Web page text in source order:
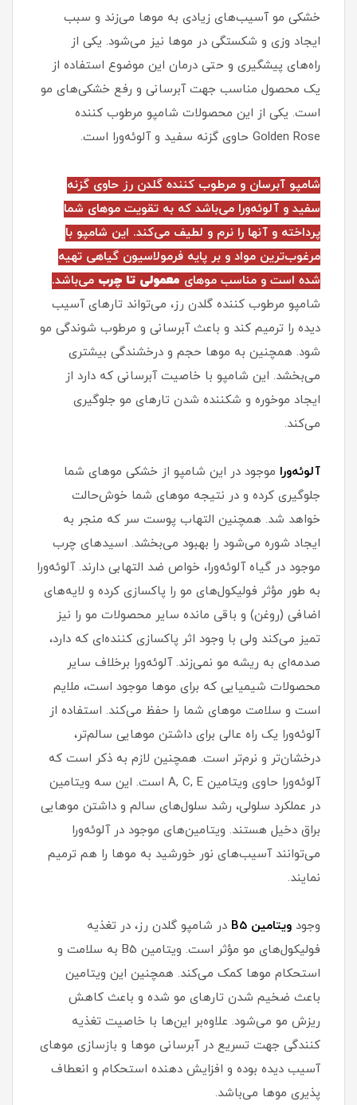
خشکی مو آسیب‌های زیادی به موها می‌زند و سبب
ایجاد وزی و شکستگی در موها نیز می‌شود. یکی از
راه‌های پیشگیری و حتی درمان این موضوع استفاده از
یک محصول مناسب جهت آبرسانی و رفع خشکی‌های مو
است. یکی از این محصولات شامپو مرطوب کننده
Golden Rose حاوی گزنه سفید و آلوئه‌ورا است.
شامپو آبرسان و مرطوب کننده گلدن رز حاوی گزنه
سفید و آلوئه‌ورا می‌باشد که به تقویت موهای شما
پرداخته و آنها را نرم و لطیف می‌کند. این شامپو با
مرغوب‌ترین مواد و بر پایه فرمولاسیون گیاهی تهیه
شده است و مناسب موهای معمولی تا چرب می‌باشد.
شامپو مرطوب کننده گلدن رز، می‌تواند تارهای آسیب
دیده را ترمیم کند و باعث آبرسانی و مرطوب شوندگی مو
شود. همچنین به موها حجم و درخشندگی بیشتری
می‌بخشد. این شامپو با خاصیت آبرسانی که دارد از
ایجاد موخوره و شکننده شدن تارهای مو جلوگیری
می‌کند.
آلوئه‌ورا موجود در این شامپو از خشکی موهای شما
جلوگیری کرده و در نتیجه موهای شما خوش‌حالت
خواهد شد. همچنین التهاب پوست سر که منجر به
ایجاد شوره می‌شود را بهبود می‌بخشد. اسیدهای چرب
موجود در گیاه آلوئه‌ورا، خواص ضد التهابی دارند. آلوئه‌ورا
به طور مؤثر فولیکول‌های مو را پاکسازی کرده و لایه‌های
اضافی (روغن) و باقی مانده سایر محصولات مو را نیز
تمیز می‌کند ولی با وجود اثر پاکسازی کننده‌ای که دارد،
صدمه‌ای به ریشه مو نمی‌زند. آلوئه‌ورا برخلاف سایر
محصولات شیمیایی که برای موها موجود است، ملایم
است و سلامت موهای شما را حفظ می‌کند. استفاده از
آلوئه‌ورا یک راه عالی برای داشتن موهایی سالم‌تر،
درخشان‌تر و نرم‌تر است. همچنین لازم به ذکر است که
آلوئه‌ورا حاوی ویتامین A, C, E است. این سه ویتامین
در عملکرد سلولی، رشد سلول‌های سالم و داشتن موهایی
براق دخیل هستند. ویتامین‌های موجود در آلوئه‌ورا
می‌توانند آسیب‌های نور خورشید به موها را هم ترمیم
نمایند.
وجود ویتامین B5
در شامپو گلدن رز، در تغذیه
فولیکول‌های مو مؤثر است. ویتامین B5 به سلامت و
استحکام موها کمک می‌کند. همچنین این ویتامین
باعث ضخیم شدن تارهای مو شده و باعث کاهش
ریزش مو می‌شود. علاوه‌بر این‌ها با خاصیت تغذیه
کنندگی جهت تسریع در آبرسانی موها و بازسازی موهای
آسیب دیده بوده و افزایش دهنده استحکام و انعطاف
پذیری موها می‌باشد.